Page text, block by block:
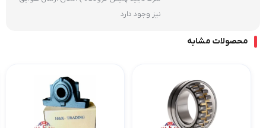
نیز وجود دارد
محصولات مشابه